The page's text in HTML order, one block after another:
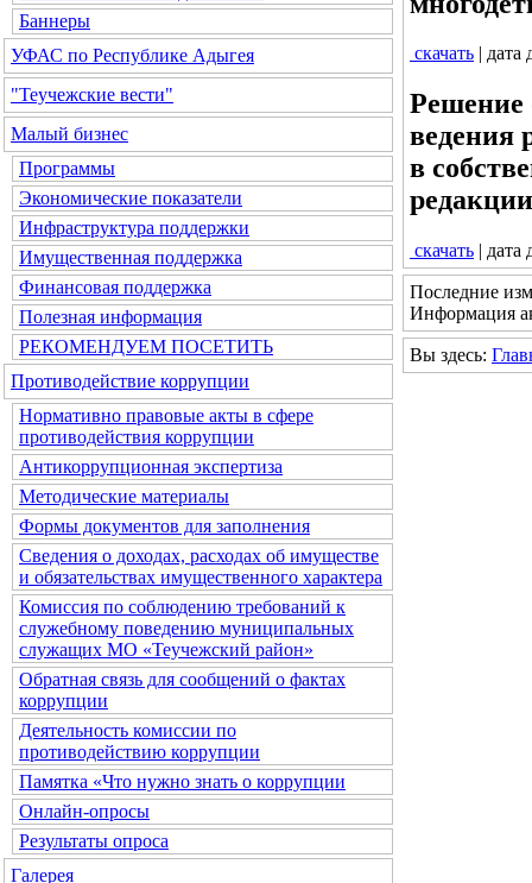
Баннеры
УФАС по Республике Адыгея
"Теучежские вести"
Малый бизнес
Программы
Экономические показатели
Инфраструктура поддержки
Имущественная поддержка
Финансовая поддержка
Полезная информация
РЕКОМЕНДУЕМ ПОСЕТИТЬ
Противодействие коррупции
Нормативно правовые акты в сфере
противодействия коррупции
Антикоррупционная экспертиза
Методические материалы
Формы документов для заполнения
Сведения о доходах, расходах об имуществе
и обязательствах имущественного характера
Комиссия по соблюдению требований к
служебному поведению муниципальных
служащих МО «Теучежский район»
Обратная связь для сообщений о фактах
коррупции
Деятельность комиссии по
противодействию коррупции
Памятка «Что нужно знать о коррупции
Онлайн-опросы
Результаты опроса
Галерея
скачать | дата
Решение
ведения
в
скачать | дата
Последние
Информация
Вы здесь: